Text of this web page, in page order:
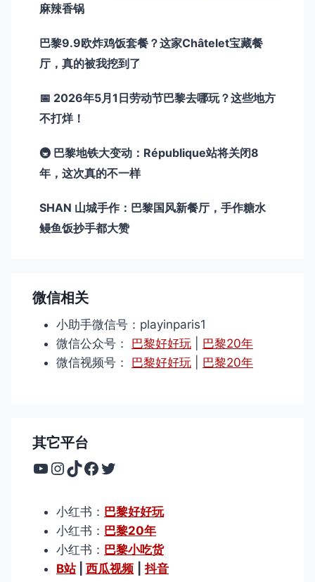
麻辣香锅
巴黎9.9欧炸鸡饭套餐？这家Châtelet宝藏餐
厅，真的被我挖到了
📅 2026年5月1日劳动节巴黎去哪玩？这些地方
不打烊！
🚇 巴黎地铁大变动：République站将关闭8
年，这次真的不一样
SHAN 山城手作：巴黎国风新餐厅，手作糖水
鳗鱼饭抄手都大赞
微信相关
小助手微信号：playinparis1
微信公众号： 巴黎好好玩
巴黎20年
微信视频号： 巴黎好好玩 巴黎20年
其它平台
YouTube
Instagram
TikTok
Facebook
Twitter
小红书： 巴黎好好玩
小红书： 巴黎20年
小红书： 巴黎小吃货
B站| 西瓜视频 抖音